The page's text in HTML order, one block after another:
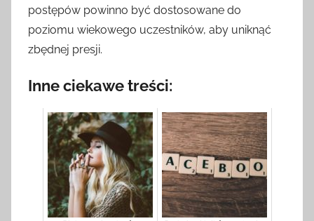
postępów powinno być dostosowane do
poziomu wiekowego uczestników, aby uniknąć
zbędnej presji.
Inne ciekawe treści: